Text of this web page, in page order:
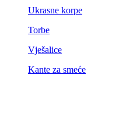
Ukrasne korpe
Torbe
Vješalice
Kante za smeće